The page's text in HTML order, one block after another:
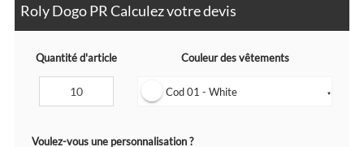
Roly Dogo PR Calculez votre devis
Quantité d'article Couleur des vêtements
Cod 01 - White ▼
Voulez-vous une personnalisation ?